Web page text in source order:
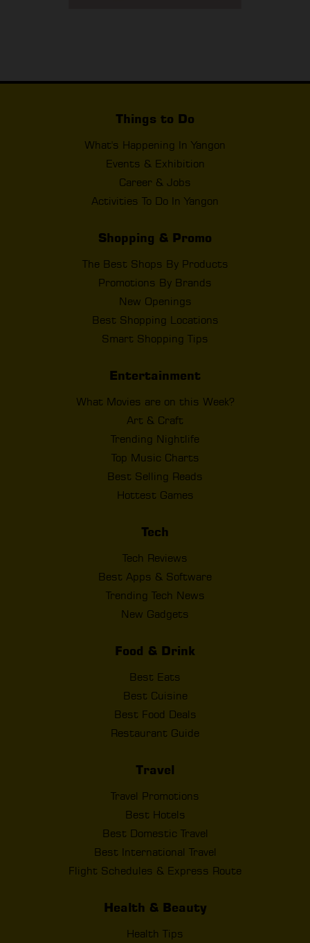
Things to Do
What's Happening In Yangon
Events & Exhibition
Career & Jobs
Activities To Do In Yangon
Shopping & Promo
The Best Shops By Products
Promotions By Brands
New Openings
Best Shopping Locations
Smart Shopping Tips
Entertainment
What Movies are on this Week?
Art & Craft
Trending Nightlife
Top Music Charts
Best Selling Reads
Hottest Games
Tech
Tech Reviews
Best Apps & Software
Trending Tech News
New Gadgets
Food & Drink
Best Eats
Best Cuisine
Best Food Deals
Restaurant Guide
Travel
Travel Promotions
Best Hotels
Best Domestic Travel
Best International Travel
Flight Schedules & Express Route
Health & Beauty
Health Tips